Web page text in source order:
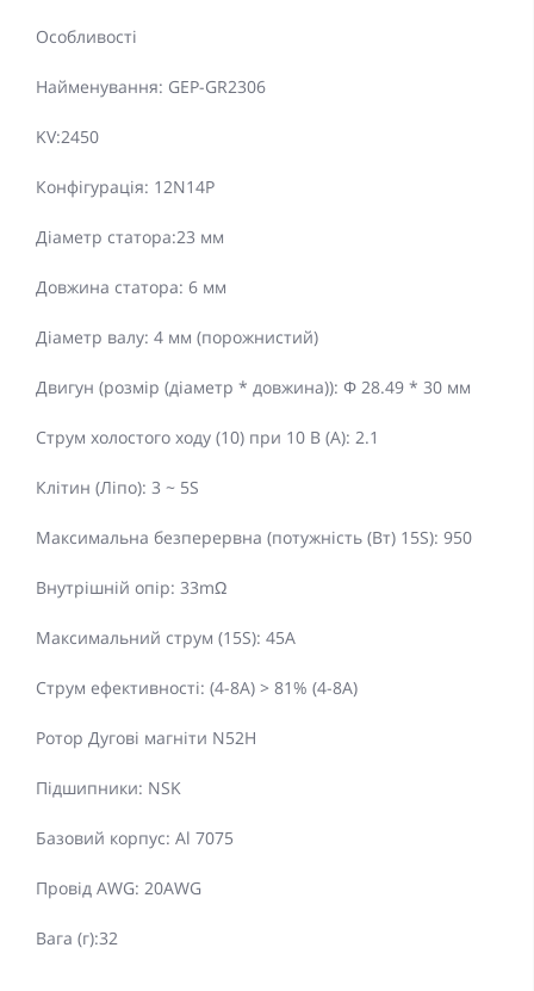
Особливості
Найменування: GEP-GR2306
KV:2450
Конфігурація: 12N14P
Діаметр статора:23 мм
Довжина статора: 6 мм
Діаметр валу: 4 мм (порожнистий)
Двигун (розмір (діаметр * довжина)): Φ 28.49 * 30 мм
Струм холостого ходу (10) при 10 В (А): 2.1
Клітин (Ліпо): 3 ~ 5S
Максимальна безперервна (потужність (Вт) 15S): 950
Внутрішній опір: 33mΩ
Максимальний струм (15S): 45A
Струм ефективності: (4-8A) > 81% (4-8A)
Ротор Дугові магніти N52H
Підшипники: NSK
Базовий корпус: Al 7075
Провід AWG: 20AWG
Вага (г):32